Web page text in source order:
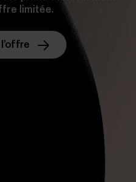
limitée.